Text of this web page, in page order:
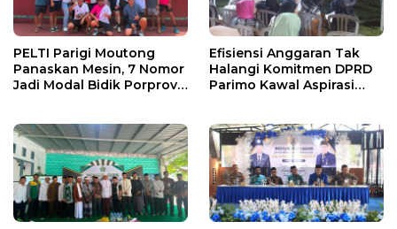
PELTI Parigi Moutong
Panaskan Mesin, 7 Nomor
Jadi Modal Bidik Porprov
Efisiensi Anggaran Tak
Halangi Komitmen DPRD
Parimo Kawal Aspirasi